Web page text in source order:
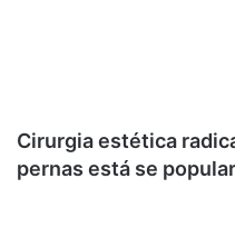
Cirurgia estética
pernas está se